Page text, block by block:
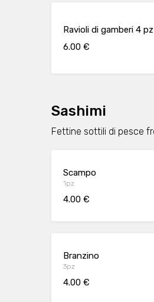
Ravioli di gamberi 4 pz
6.00 €
Sashimi
Fettine sottili di pesce
Scampo
1pz
4.00 €
Branzino
3pz
4.00 €